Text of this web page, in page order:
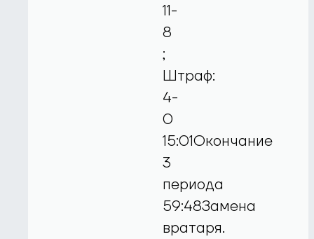
11-
8
;
Штраф:
4-
0
15:01Окончание
3
периода
59:48Замена
вратаря.